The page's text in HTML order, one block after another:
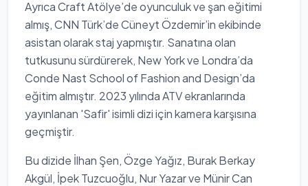
Ayrıca Craft Atölye’de oyunculuk ve şan eğitimi
almış, CNN Türk’de Cüneyt Özdemir’in ekibinde
asistan olarak staj yapmıştır. Sanatına olan
tutkusunu sürdürerek, New York ve Londra’da
Conde Nast School of Fashion and Design’da
eğitim almıştır. 2023 yılında ATV ekranlarında
yayınlanan 'Safir' isimli dizi için kamera karşısına
geçmiştir.
Bu dizide İlhan Şen, Özge Yağız, Burak Berkay
Akgül, İpek Tuzcuoğlu, Nur Yazar ve Münir Can